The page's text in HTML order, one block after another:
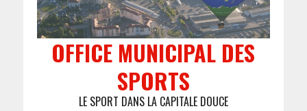
OFFICE MUNICIPAL DES
SPORTS
LE SPORT DANS LA CAPITALE DOUCE